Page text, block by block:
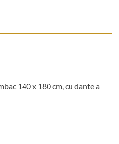
140 x 180 cm, cu dantela